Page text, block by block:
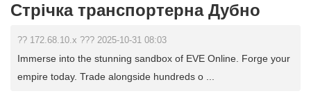
Стрічка транспортерна Дубно
?? 172.68.10.x ??? 2025-10-31 08:03
Immerse into the stunning sandbox of EVE Online. Forge your
empire today. Trade alongside hundreds o ...